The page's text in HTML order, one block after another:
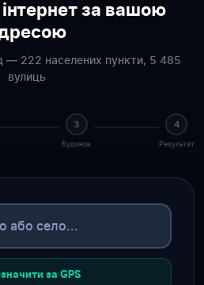
за вашою
— 222 населених пункти, 5 485
вулиць
3
Будинок
4
Результат
за GPS